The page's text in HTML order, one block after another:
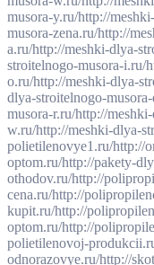
musora-y.ru/http://
musora-zena.ru/http://
a.ru/http://meshki-dlya-
stroitelnogo-musora-i.ru/
o.ru/http://meshki-dlya-
dlya-stroitelnogo-
musora-r.ru/http://
w.ru/http://meshki-dlya-
polietilenovye1.ru/http://
optom.ru/http://pakety-
othodov.ru/http://
cena.ru/http://
kupit.ru/http://
optom.ru/http://
polietilenovoj-
odnorazovye.ru/http://